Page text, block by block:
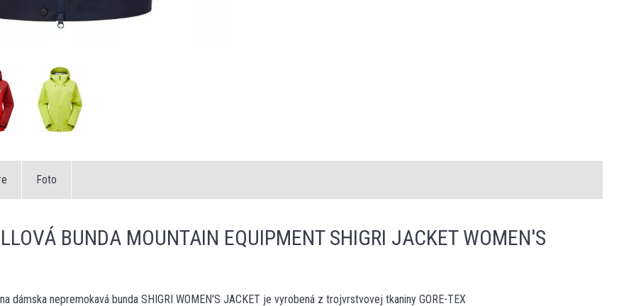
Foto
BUNDA MOUNTAIN EQUIPMENT SHIGRI JACKET WOMEN'S
dámska nepremokavá bunda SHIGRI WOMEN'S JACKET je vyrobená z trojvrstvovej tkaniny GORE-TEX